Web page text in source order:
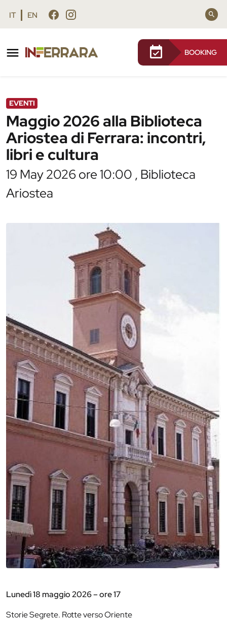
Vai al contenuto principale
Vai al footer
IT EN
BOOKING
Maggio 2026 alla Biblioteca Ariostea di
EVENTI
Maggio 2026 alla Biblioteca
Ariostea di Ferrara: incontri,
libri e cultura
19 May 2026 ore 10:00 , Biblioteca
Ariostea
Lunedì 18 maggio 2026 – ore 17
Storie Segrete. Rotte verso Oriente